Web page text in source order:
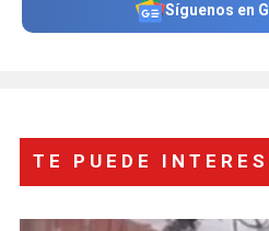
Síguenos en
TE PUEDE